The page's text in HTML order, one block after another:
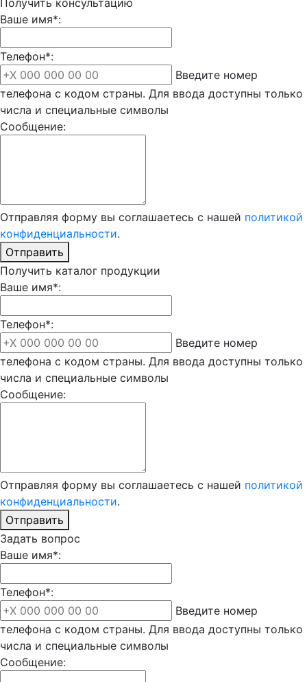
Ваше имя*:
Телефон*:
Введите номер
телефона с кодом страны. Для ввода доступны только
числа и специальные символы
Сообщение:
Отправляя форму вы соглашаетесь с нашей политикой
конфиденциальности.
Отправить
Получить каталог продукции
Ваше имя*:
Телефон*:
Введите номер
телефона с кодом страны. Для ввода доступны только
числа и специальные символы
Сообщение:
Отправляя форму вы соглашаетесь с нашей политикой
конфиденциальности.
Отправить
Задать вопрос
Ваше имя*:
Телефон*:
Введите номер
телефона с кодом страны. Для ввода доступны только
числа и специальные символы
Сообщение: